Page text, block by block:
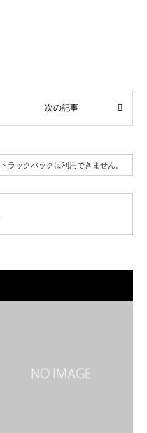
トラックバックは利用できません。